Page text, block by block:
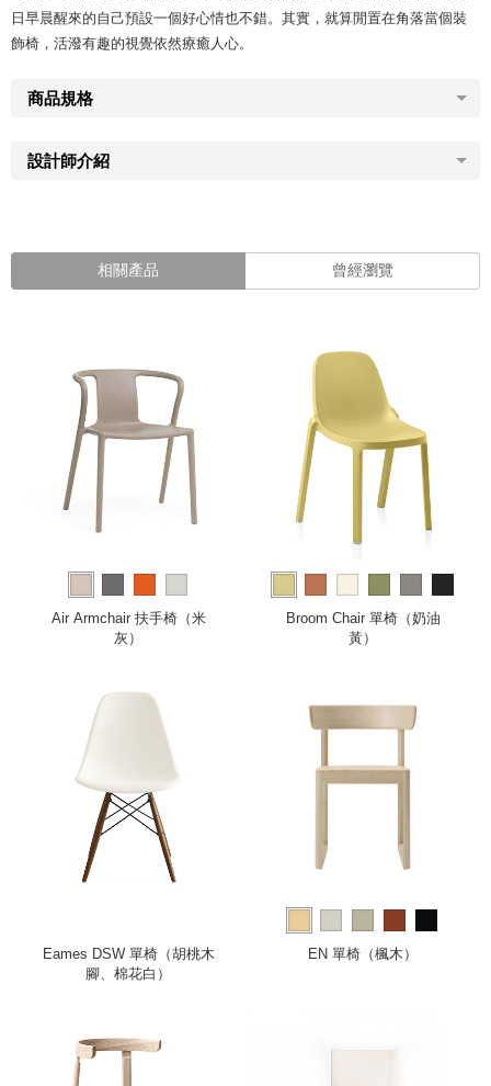
日早晨醒來的自己預設一個好心情也不錯。其實，就算閒置在角落當個裝
飾椅，活潑有趣的視覺依然療癒人心。
商品規格
設計師介紹
相關產品 曾經瀏覽
Air Armchair 扶手椅（米
灰）
more
Broom Chair 單椅（奶油
黃）
Eames DSW 單椅（胡桃木
腳、棉花白）
EN 單椅（楓木）